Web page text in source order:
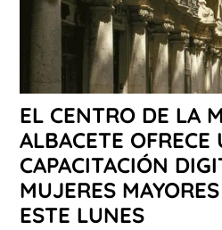
EL CENTRO DE LA
ALBACETE OFRECE
CAPACITACIÓN
MUJERES
ESTE LUNES